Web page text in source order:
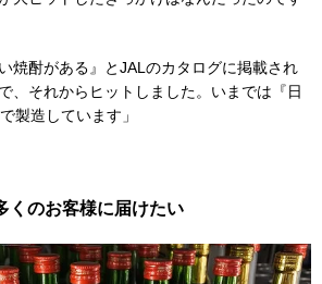
焼酎がある』とJALのカタログに掲載され
、それからヒットしました。いまでは『日
製造しています」
くのお客様に届けたい